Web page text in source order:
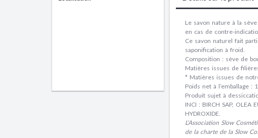
Le savon nature à la
en cas de contre-
Ce savon naturel fait
saponification à froid.
Composition : sève de
Matières issues de
* Matières issues de
Poids net à l’emballage :
Produit sujet à
INCI : BIRCH SAP, OLEA
HYDROXIDE.
L’Association Slow
de la charte de la Slow